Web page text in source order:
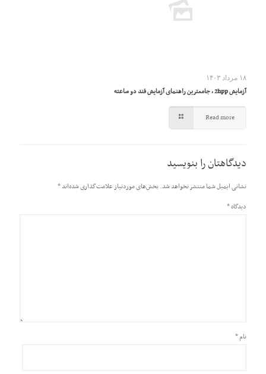
۱۸ مرداد ۱۴۰۳
آزمایش 2hpp ، جامعترین راهنمای آزمایش قند دو ساعته
Read more
دیدگاهتان را بنویسید
نشانی ایمیل شما منتشر نخواهد شد.بخش‌های موردنیاز علامت‌گذاری شده‌اند*
دیدگاه*
نام*